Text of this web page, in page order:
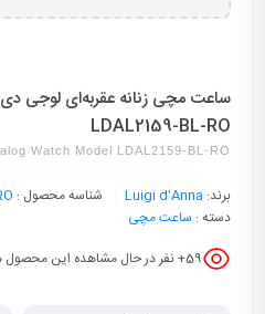
LDAL2159-BL-RO
Watch Model LDAL2159-BL-RO
برند: Luigi d'Anna شناسه محصول :
دسته : ساعت مچی
59+ نفر در حال مشاهده این